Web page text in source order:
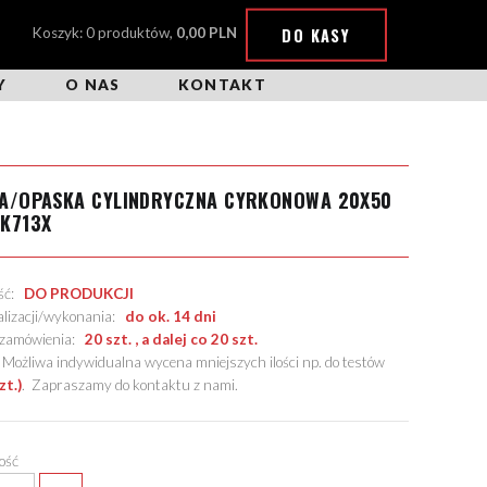
Koszyk: 0 produktów, 0,00 PLN DO KASY
O NAS KONTAKT
OPASKA CYLINDRYCZNA CYRKONOWA 20X50
DO PRODUKCJI
wykonania: do ok. 14 dni
20 szt. , a dalej co 20 szt.
indywidualna wycena mniejszych ilości np. do testów
. Zapraszamy do kontaktu z nami.